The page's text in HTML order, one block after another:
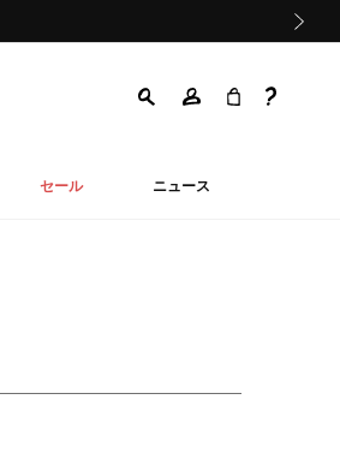
セール ニュース